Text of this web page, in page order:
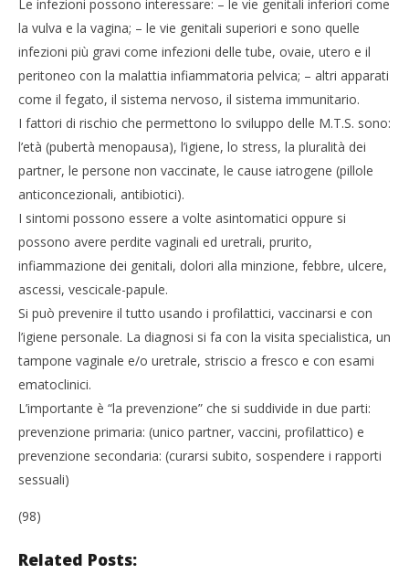
Le infezioni possono interessare: – le vie genitali inferiori come
la vulva e la vagina; – le vie genitali superiori e sono quelle
infezioni più gravi come infezioni delle tube, ovaie, utero e il
peritoneo con la malattia infiammatoria pelvica; – altri apparati
come il fegato, il sistema nervoso, il sistema immunitario.
I fattori di rischio che permettono lo sviluppo delle M.T.S. sono:
l’età (pubertà menopausa), l’igiene, lo stress, la pluralità dei
partner, le persone non vaccinate, le cause iatrogene (pillole
anticoncezionali, antibiotici).
I sintomi possono essere a volte asintomatici oppure si
possono avere perdite vaginali ed uretrali, prurito,
infiammazione dei genitali, dolori alla minzione, febbre, ulcere,
ascessi, vescicale-papule.
Si può prevenire il tutto usando i profilattici, vaccinarsi e con
l’igiene personale. La diagnosi si fa con la visita specialistica, un
tampone vaginale e/o uretrale, striscio a fresco e con esami
ematoclinici.
L’importante è “la prevenzione” che si suddivide in due parti:
prevenzione primaria: (unico partner, vaccini, profilattico) e
prevenzione secondaria: (curarsi subito, sospendere i rapporti
sessuali)
(98)
Related Posts: